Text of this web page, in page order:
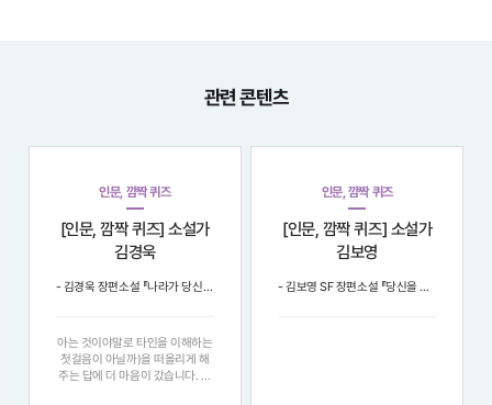
관련 콘텐츠
인문, 깜짝 퀴즈
[인문, 깜짝 퀴즈] 소설가
김경욱
- 김경욱 장편소설 『나라가 당신 것이니』중에서 -
아는 것이야말로 타인을 이해하는
첫걸음이 아닐까)을 떠올리게 해
주는 답에 더 마음이 갔습니다. 참
인문, 깜짝 퀴즈
[인문, 깜짝 퀴즈] 소설가
김보영
- 김보영 SF 장편소설 『당신을 기다리고 있어』 중에서 -